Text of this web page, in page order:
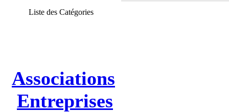
Liste des Catégories
Associations
Entreprises